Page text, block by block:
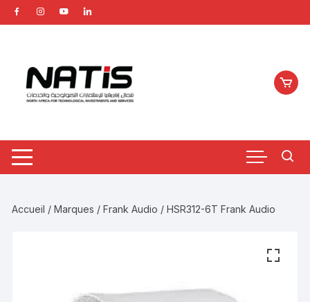
Aller
au
Accueil /Marques /Frank Audio / HSR312-6T Frank Audio